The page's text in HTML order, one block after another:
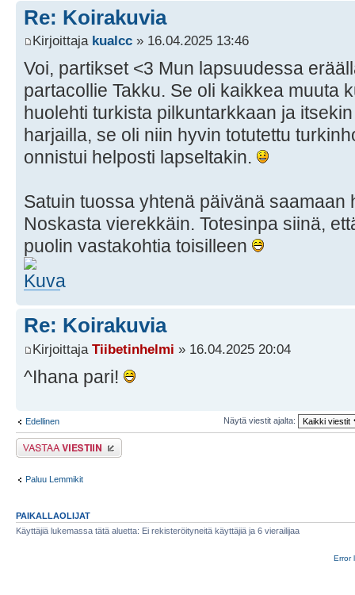
Re: Koirakuvia
Kirjoittaja kualcc » 16.04.2025 13:46
Voi, partikset <3 Mun lapsuudessa
partacollie Takku. Se oli kaikkea muuta
huolehti turkista pilkuntarkkaan ja
harjailla, se oli niin hyvin totutettu
onnistui helposti lapseltakin.
Satuin tuossa yhtenä päivänä saamaan
Noskasta vierekkäin. Totesinpa siinä,
puolin vastakohtia toisilleen
Re: Koirakuvia
Kirjoittaja Tiibetinhelmi » 16.04.2025 20:04
^Ihana pari!
Edellinen Näytä viestit ajalta:
Lähetä vastaus
Paluu Lemmikit
PAIKALLAOLIJAT
Käyttäjiä lukemassa tätä aluetta: Ei rekisteröityneitä käyttäjiä ja 6 vierailijaa
Error